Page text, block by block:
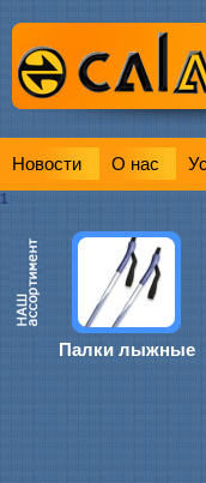
Новости О нас
1
Палки лыжные